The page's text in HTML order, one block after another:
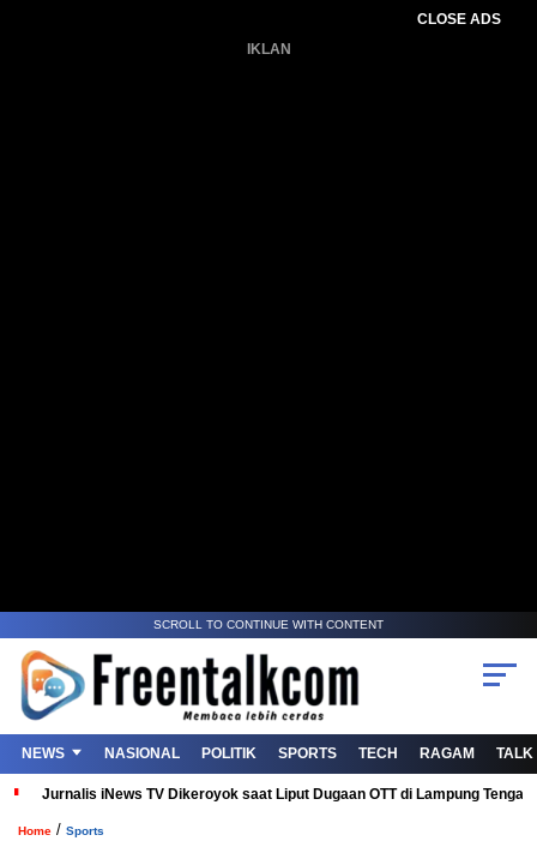
CLOSE ADS
IKLAN
SCROLL TO CONTINUE WITH CONTENT
NEWS NASIONAL POLITIK SPORTS TECH RAGAM TALK
Jurnalis iNews TV Dikeroyok saat Liput Dugaan OTT di Lampung
Home / Sports